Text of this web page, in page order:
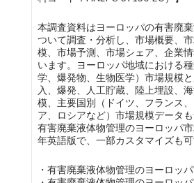
本調査資料はヨーロッパの有害廃
ついて調査・分析し、市場概要、
模、市場予測、市場シェア、企業
います。ヨーロッパ地域における
学、爆発物、生物医学）市場規模
入、爆発、人工貯蔵、陸上埋設、
模、主要国別（ドイツ、フランス
ア、ロシアなど）市場規模データも
有害廃棄液体物管理のヨーロッパ
年英語版で、一部カスタマイズも可
・有害廃棄液体物管理のヨーロッ